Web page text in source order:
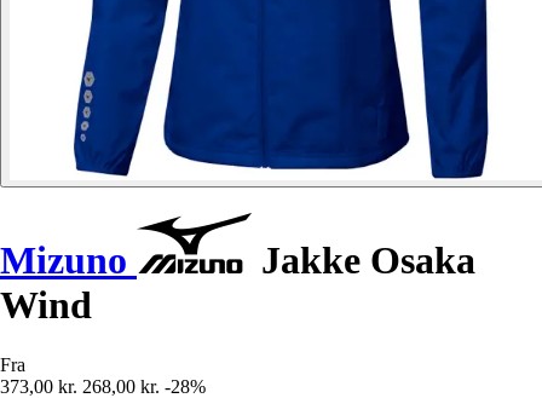
Mizuno
Jakke Osaka
Wind
Fra
373,00 kr. 268,00 kr. -28%